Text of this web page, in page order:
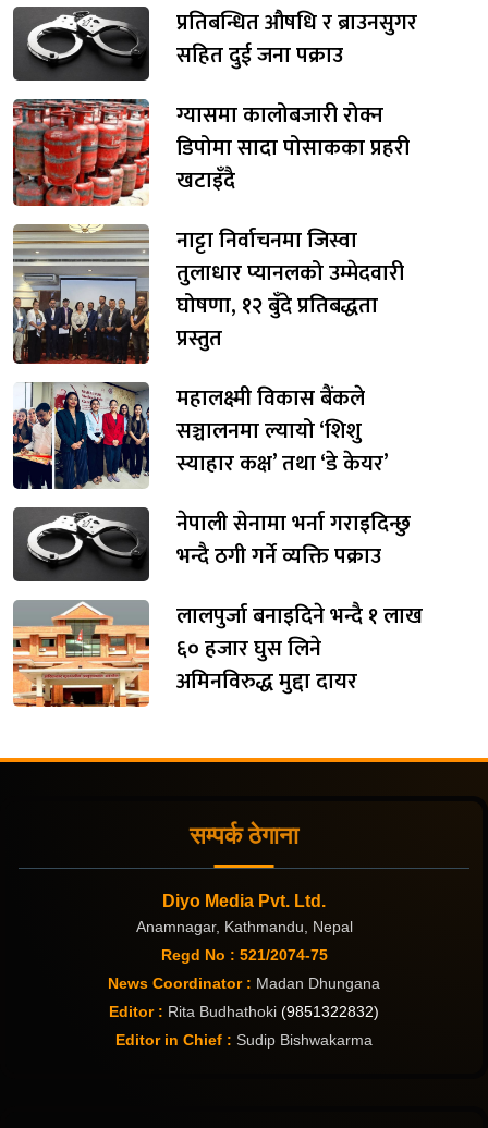
प्रतिबन्धित औषधि र ब्राउनसुगर
सहित दुई जना पक्राउ
ग्यासमा कालोबजारी रोक्न
डिपोमा सादा पोसाकका प्रहरी
खटाइँदै
नाट्टा निर्वाचनमा जिस्वा
तुलाधार प्यानलको उम्मेदवारी
घोषणा, १२ बुँदे प्रतिबद्धता
प्रस्तुत
महालक्ष्मी विकास बैंकले
सञ्चालनमा ल्यायो ‘शिशु
स्याहार कक्ष’ तथा ‘डे केयर’
नेपाली सेनामा भर्ना गराइदिन्छु
भन्दै ठगी गर्ने व्यक्ति पक्राउ
लालपुर्जा बनाइदिने भन्दै १ लाख
६० हजार घुस लिने
अमिनविरुद्ध मुद्दा दायर
सम्पर्क ठेगाना
Diyo Media Pvt. Ltd.
Anamnagar, Kathmandu, Nepal
Regd No : 521/2074-75
News Coordinator : Madan Dhungana
Editor : Rita Budhathoki (9851322832)
Editor in Chief : Sudip Bishwakarma